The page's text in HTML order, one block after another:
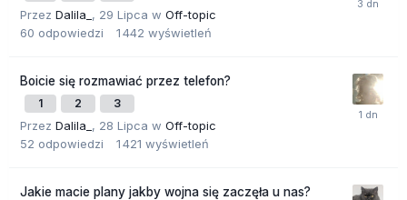
Przez Dalila_ , 29 Lipca w Off-topic
60 odpowiedzi 1 442 wyświetleń
Boicie się rozmawiać przez telefon?
1 2 3
Przez Dalila_ , 28 Lipca w Off-topic
52 odpowiedzi 1 421 wyświetleń
Jakie macie plany jakby wojna się zaczęła u nas?